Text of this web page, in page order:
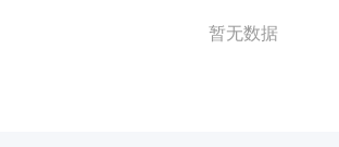
暂无数据